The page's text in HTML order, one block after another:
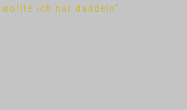
ich nur daddeln“